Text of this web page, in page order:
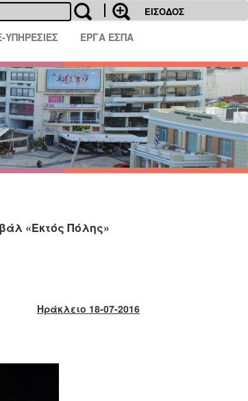
ΕΙΣΟΔΟΣ
ΥΠΗΡΕΣΙΕΣ ΕΡΓΑ ΕΣΠΑ
«Εκτός Πόλης»
Ηράκλειο 18-07-2016